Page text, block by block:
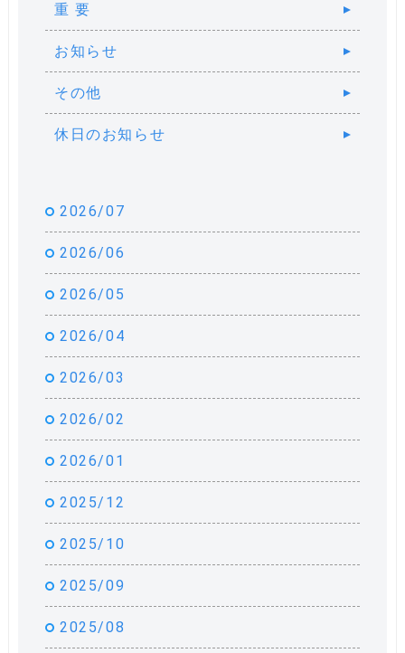
重 要
お知らせ
その他
休日のお知らせ
2026/07
2026/06
2026/05
2026/04
2026/03
2026/02
2026/01
2025/12
2025/10
2025/09
2025/08